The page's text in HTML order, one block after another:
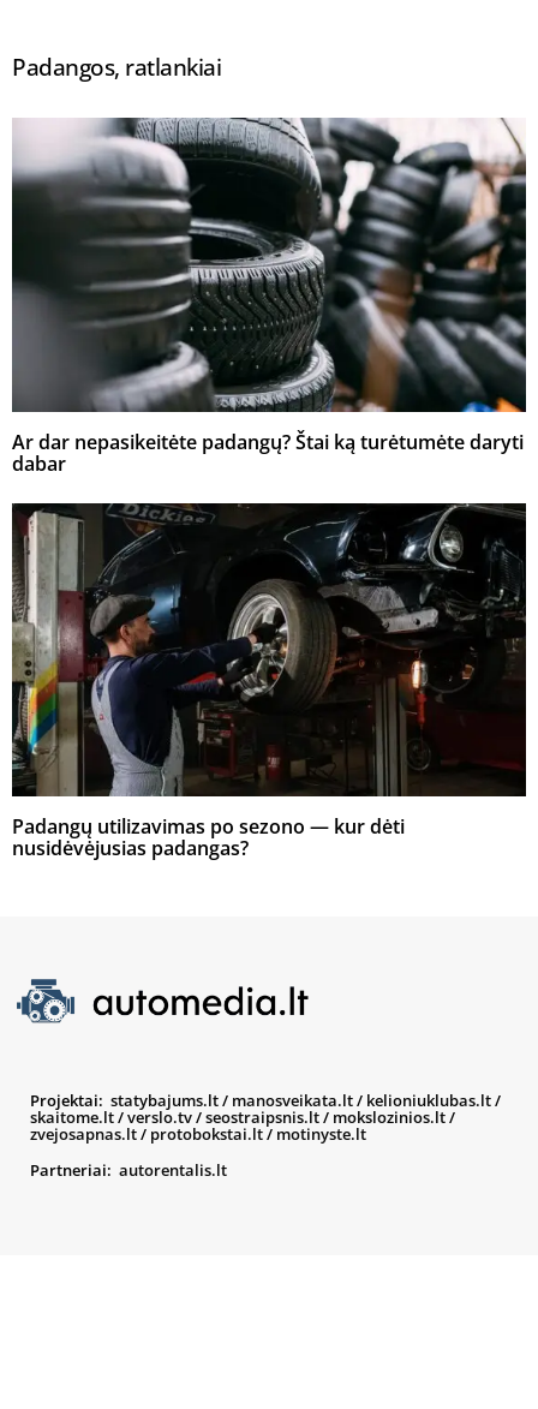
Padangos, ratlankiai
Ar dar nepasikeitėte padangų? Štai ką turėtumėte daryti
dabar
Padangų utilizavimas po sezono — kur dėti
nusidėvėjusias padangas?
Projektai: statybajums.lt/ manosveikata.lt/ kelioniuklubas.lt/
skaitome.lt/verslo.tv/seostraipsnis.lt/ mokslozinios.lt/
zvejosapnas.lt/ protobokstai.lt/ motinyste.lt
Partneriai: autorentalis.lt